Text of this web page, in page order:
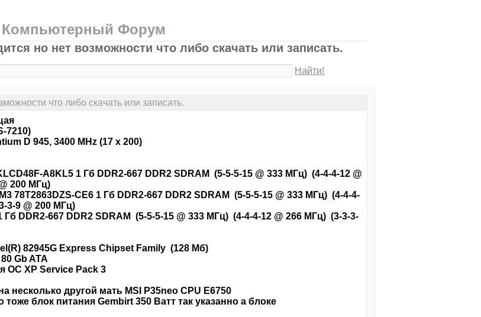
Компьютерный Форум
но нет возможности что либо скачать или записать.
Найти!
что либо скачать или записать.
7210)
D 945, 3400 MHz (17 x 200)
A8KL5 1 Гб DDR2-667 DDR2 SDRAM (5-5-5-15 @ 333 МГц) (4-4-4-12 @
200 МГц)
78T2863DZS-CE6 1 Гб DDR2-667 DDR2 SDRAM (5-5-5-15 @ 333 МГц) (4-4-4-
3-9 @ 200 МГц)
Гб DDR2-667 DDR2 SDRAM (5-5-5-15 @ 333 МГц) (4-4-4-12 @ 266 МГц) (3-3-3-
82945G Express Chipset Family (128 Мб)
Gb ATA
ОС XP Service Pack 3
несколько другой мать MSI P35neo CPU E6750
тоже блок питания Gembirt 350 Ватт так указанно а блоке